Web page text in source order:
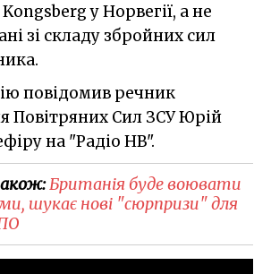
у Норвегії, а не
зі складу збройних сил
повідомив речник
Повітряних Сил ЗСУ Юрій
на "Радіо НВ".
Британія буде воювати
шукає нові "сюрпризи" для